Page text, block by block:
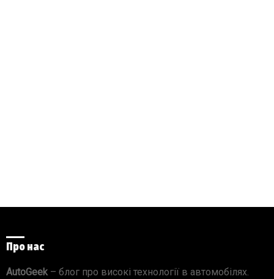
Про нас
AutoGeek– блог про високі технології в автомобілях.